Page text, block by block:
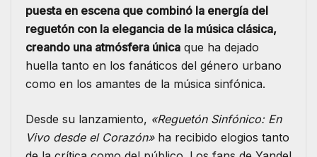
puesta en escena que combinó la energía del
reguetón con la elegancia de la música clásica,
creando una atmósfera única que ha dejado
huella tanto en los fanáticos del género urbano
como en los amantes de la música sinfónica.
Desde su lanzamiento, «Reguetón Sinfónico: En
Vivo desde el Corazón»ha recibido elogios tanto